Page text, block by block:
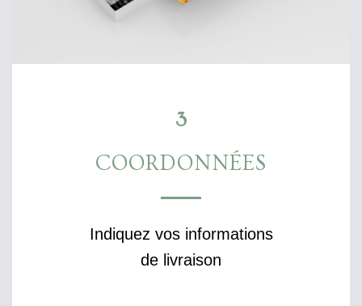
3
COORDONNÉES
Indiquez vos informations
de livraison